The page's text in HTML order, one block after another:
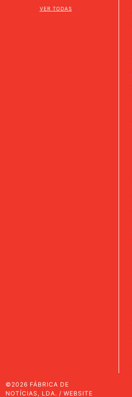
VER TODAS
©2026 FÁBRICA DE
NOTÍCIAS, LDA. / WEBSITE